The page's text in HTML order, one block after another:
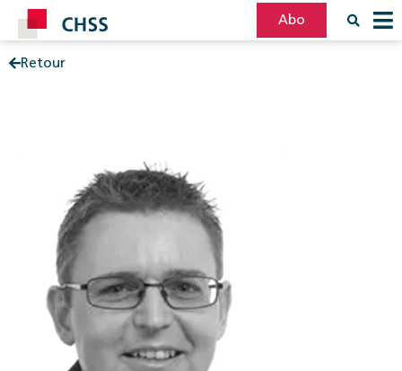
Abo
Retour